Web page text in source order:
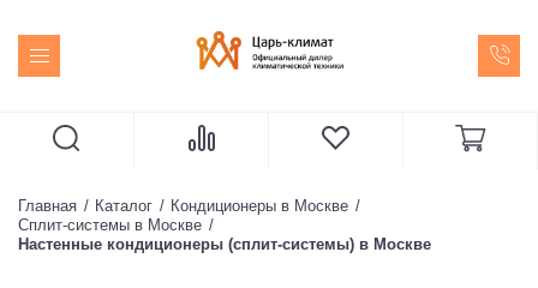
Главная Каталог
Кондиционеры в Москве
Сплит-системы в Москве
Настенные кондиционеры (сплит-системы) в Москве